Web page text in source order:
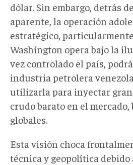
dólar. Sin embargo, detrás
aparente, la operación
estratégico,
Washington opera bajo la
vez controlado el país,
industria petrolera
utilizarla para inyectar
crudo barato en el
globales.
Esta visión choca
técnica y geopolítica